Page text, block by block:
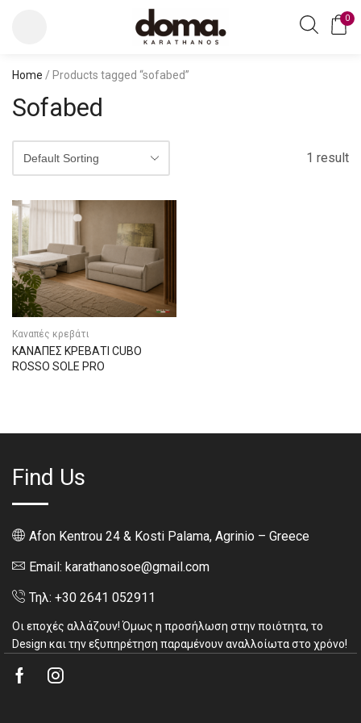
0
Home / Products tagged “sofabed”
Sofabed
1 result
Καναπές κρεβάτι
ΚΑΝΑΠΕΣ ΚΡΕΒΑΤΙ CUBO
ROSSO SOLE PRO
Find Us
Afon Kentrou 24 & Kosti Palama, Agrinio – Greece
Email: karathanosoe@gmail.com
Τηλ: +30 2641 052911
Οι εποχές αλλάζουν! Όμως η προσήλωση στην ποιότητα, το
Design και την εξυπηρέτηση παραμένουν αναλλοίωτα στο χρόνο!
Facebook